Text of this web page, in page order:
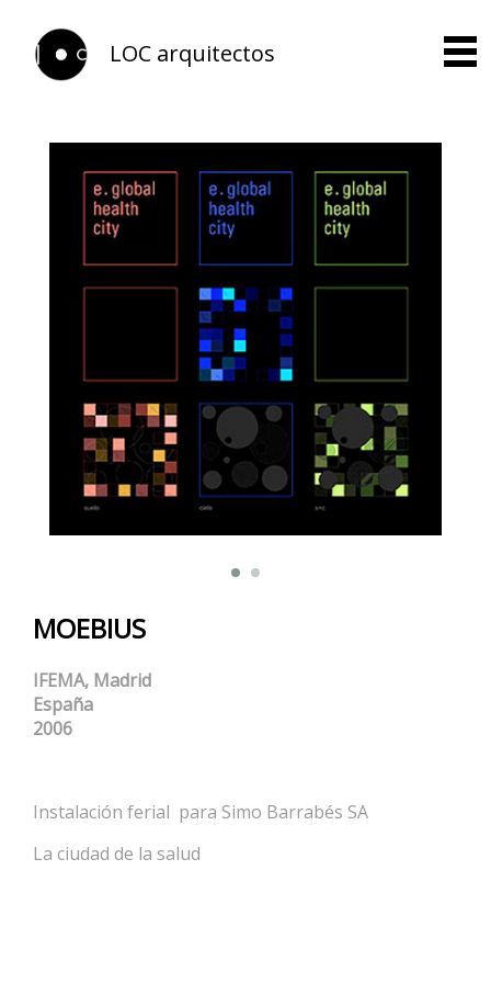
LOC arquitectos
MOEBIUS
IFEMA, Madrid
España
2006
Instalación ferial para Simo Barrabés SA
La ciudad de la salud